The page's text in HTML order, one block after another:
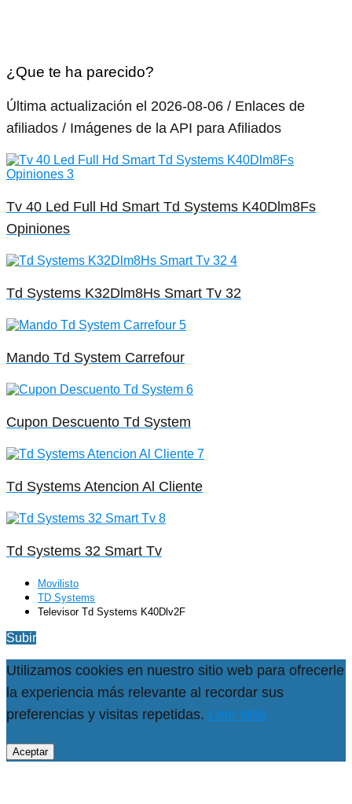
¿Que te ha parecido?
Última actualización el 2026-08-06 / Enlaces de
afiliados / Imágenes de la API para Afiliados
Tv 40 Led Full Hd Smart Td Systems K40Dlm8Fs
Opiniones
Td Systems K32Dlm8Hs Smart Tv 32
Mando Td System Carrefour
Cupon Descuento Td System
Td Systems Atencion Al Cliente
Td Systems 32 Smart Tv
Movilisto
TD Systems
Televisor Td Systems K40Dlv2F
Subir
Utilizamos cookies en nuestro sitio web para ofrecerle
la experiencia más relevante al recordar sus
preferencias y visitas repetidas. Leer Más
Aceptar